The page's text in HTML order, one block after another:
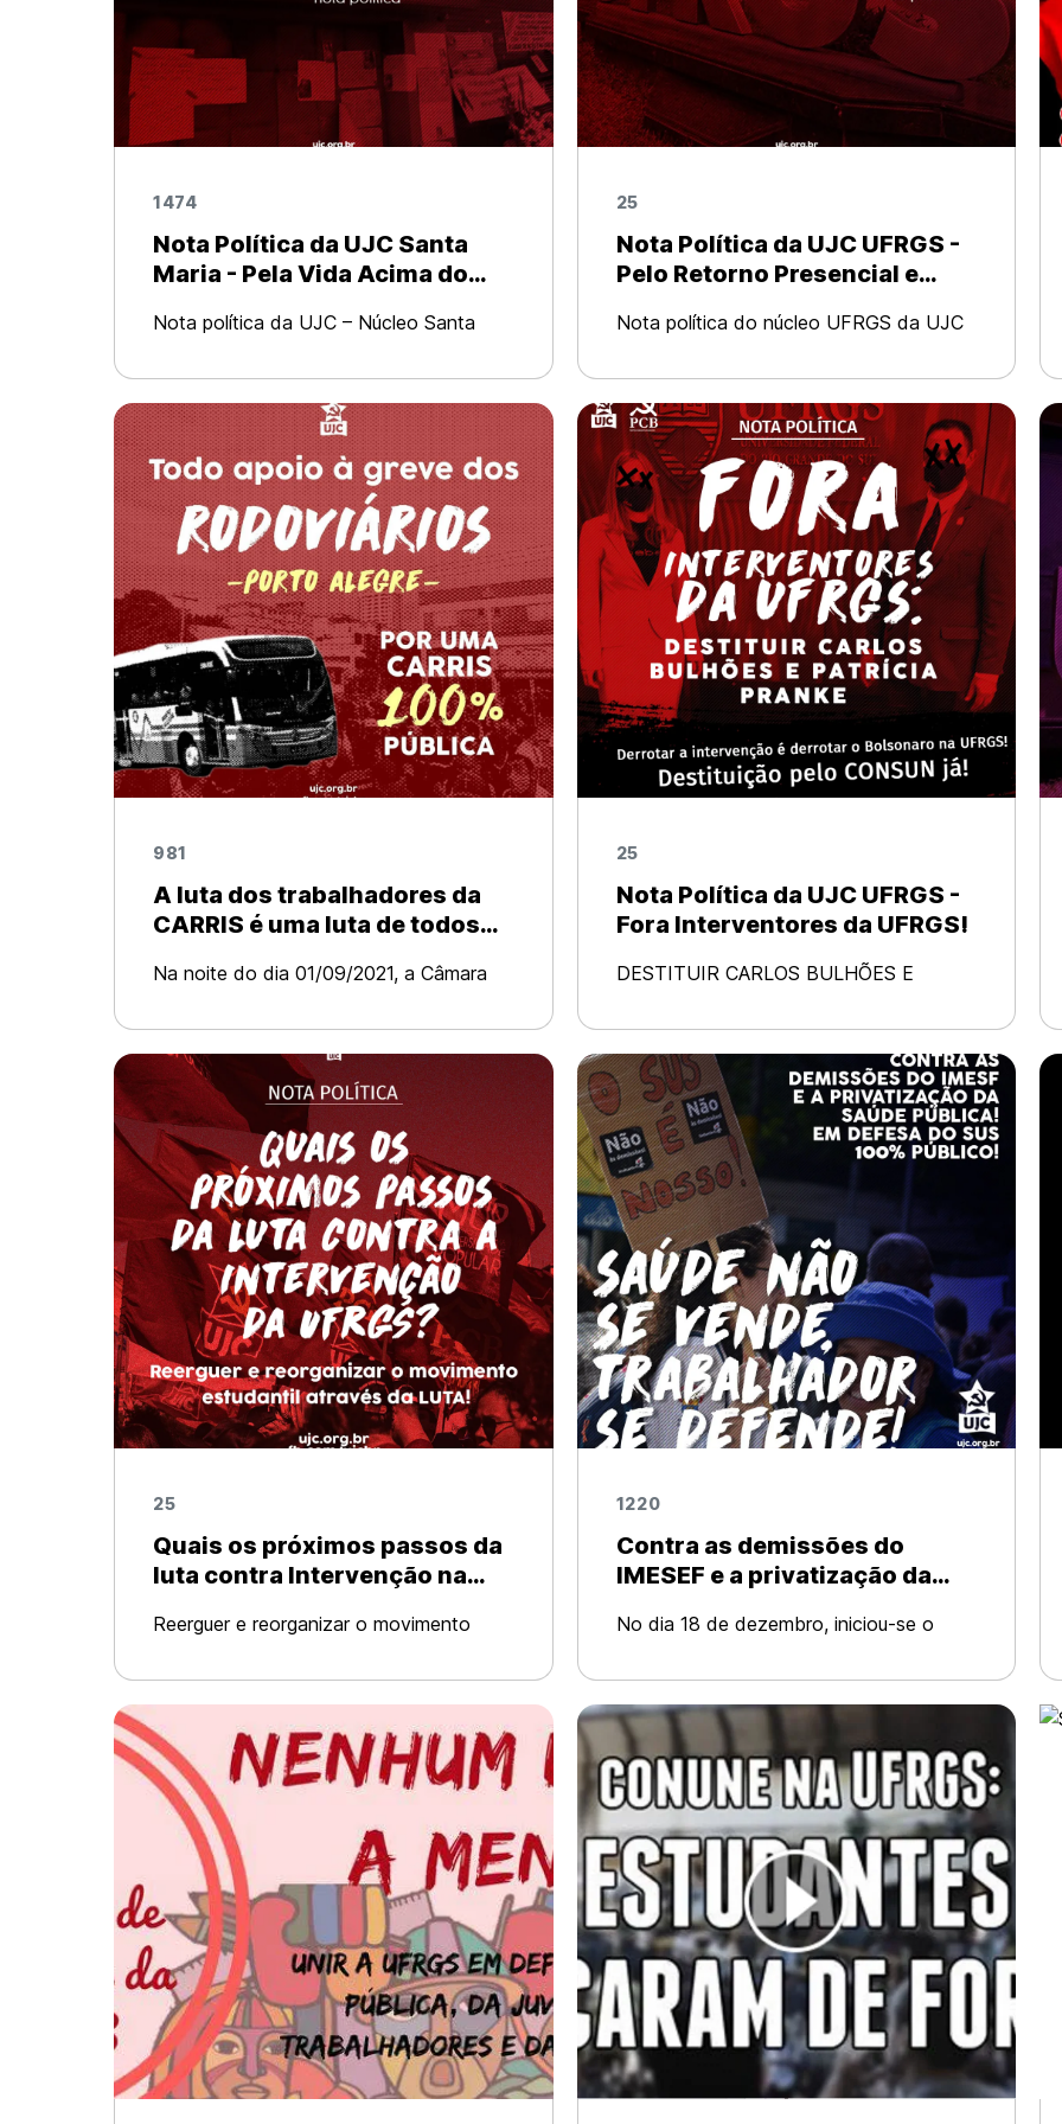
1474
Nota Política da UJC Santa
Maria - Pela Vida Acima do
da Kiss!
Nota política da UJC – Núcleo Santa
duzentos e quarenta e dois jovens foram
mortos em decorrência de uma tragédia
ocorrida na Boate Kiss, em Santa Maria,
c
25
Nota Política da UJC UFRGS -
Pelo Retorno Presencial e
Nota política do núcleo UFRGS da UJC
outubro, a Pró-Reitoria de Graduação
(PROGRAD) publicizou uma nota onde
informava que o semestre 2021/2
continuaria a seg
981
A luta dos trabalhadores da
CARRIS é uma luta de todos
Na noite do dia 01/09/2021, a Câmara
21 votos a 12, o PLE 016/21, que instaura
o programa de extinção da função de
cobrador de ônibus. A ideia por trás do
pro
25
Nota Política da UJC UFRGS -
Fora Interventores da UFRGS!
DESTITUIR CARLOS BULHÕES E
Comunista Brasileiro e da União da
Juventude Comunista 1) Na quinta-feira,
dia 10 de junho, uma comissão especial
vinculada
25
Quais os próximos passos da
luta contra Intervenção na
Reerguer e reorganizar o movimento
ofensiva contra a intervenção
minutos de leitura. *Escrito por Theo
Dalla, mem
1220
Contra as demissões do
IMESEF e a privatização da
No dia 18 de dezembro, iniciou-se o
trabalhadores da Atenção Primária em
Saúde (APS) de Porto Alegre, receberam
hoje pela manhã a carta de demissão
(aviso prévio), 6 dias